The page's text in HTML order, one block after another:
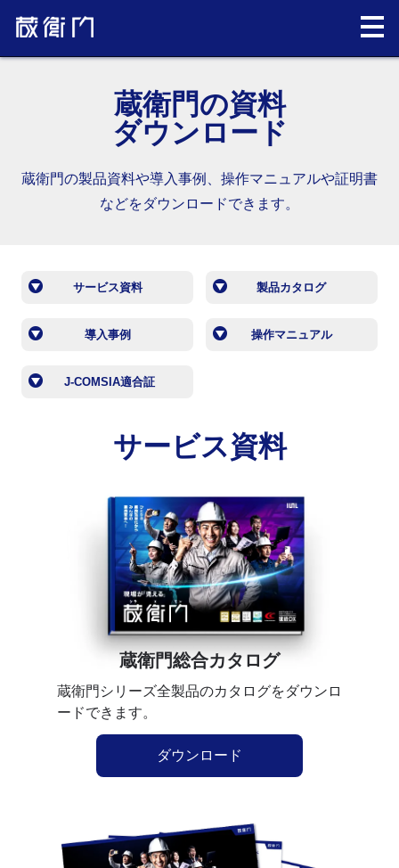
蔵衛門の資料
ダウンロード
蔵衛門の製品資料や導入事例、操作マニュアルや証明書
などをダウンロードできます。
サービス資料 製品カタログ
導入事例 操作マニュアル
J-COMSIA適合証
サービス資料
蔵衛門総合カタログ
蔵衛門シリーズ全製品のカタログをダウンロ
ードできます。
ダウンロード